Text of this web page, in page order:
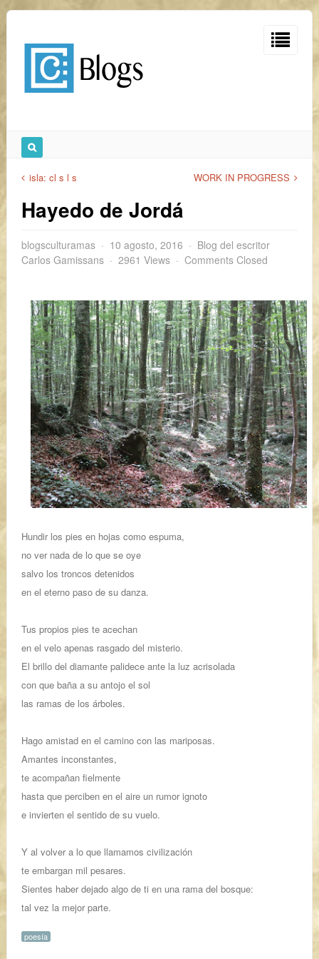
isla: cl s l s WORK IN PROGRESS
Hayedo de Jordá
blogsculturamas 10 agosto, 2016
Blog del escritor
Carlos Gamissans
2961 Views Comments Closed
Hundir los pies en hojas como espuma,
no ver nada de lo que se oye
salvo los troncos detenidos
en el eterno paso de su danza.
Tus propios pies te acechan
en el velo apenas rasgado del misterio.
El brillo del diamante palidece ante la luz acrisolada
con que baña a su antojo el sol
las ramas de los árboles.
Hago amistad en el camino con las mariposas.
Amantes inconstantes,
te acompañan fielmente
hasta que perciben en el aire un rumor ignoto
e invierten el sentido de su vuelo.
Y al volver a lo que llamamos civilización
te embargan mil pesares.
Sientes haber dejado algo de ti en una rama del bosque:
tal vez la mejor parte.
poesía